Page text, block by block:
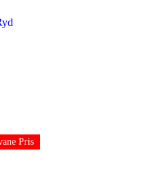
Pris
Pris
Pris
Pris
Pris